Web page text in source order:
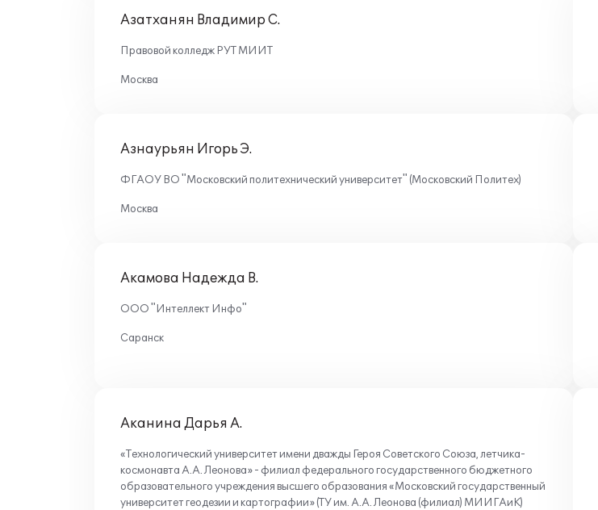
Азатханян Владимир С.
Правовой колледж РУТ МИИТ
Москва
Азнаурьян Игорь Э.
ФГАОУ ВО "Московский политехнический университет" (Московский Политех)
Москва
Акамова Надежда В.
ООО "Интеллект Инфо"
Саранск
Аканина Дарья А.
«Технологический университет имени дважды Героя Советского Союза, летчика-
космонавта А.А. Леонова» - филиал федерального государственного бюджетного
образовательного учреждения высшего образования «Московский государственный
университет геодезии и картографии» (ТУ им. А.А. Леонова (филиал) МИИГАиК)